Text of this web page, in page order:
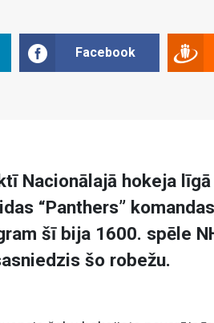
Facebook
Nacionālajā hokeja
“Panthers”
šī bija 1600. spēle
šo robežu.